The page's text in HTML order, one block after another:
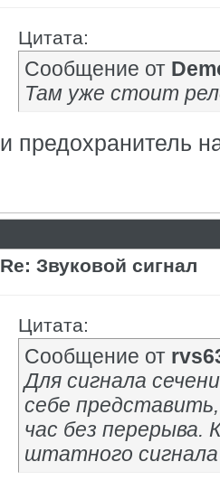
Цитата:
Сообщение от
Там уже стоит
и предохранитель
Re: Звуковой сигнал
Цитата:
Сообщение от
Для сигнала
себе
час без перерыва.
штатного сигнала